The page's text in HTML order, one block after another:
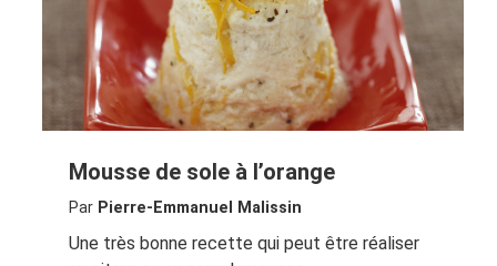
Mousse de sole à l’orange
Par Pierre-Emmanuel Malissin
Une très bonne recette qui peut être réaliser